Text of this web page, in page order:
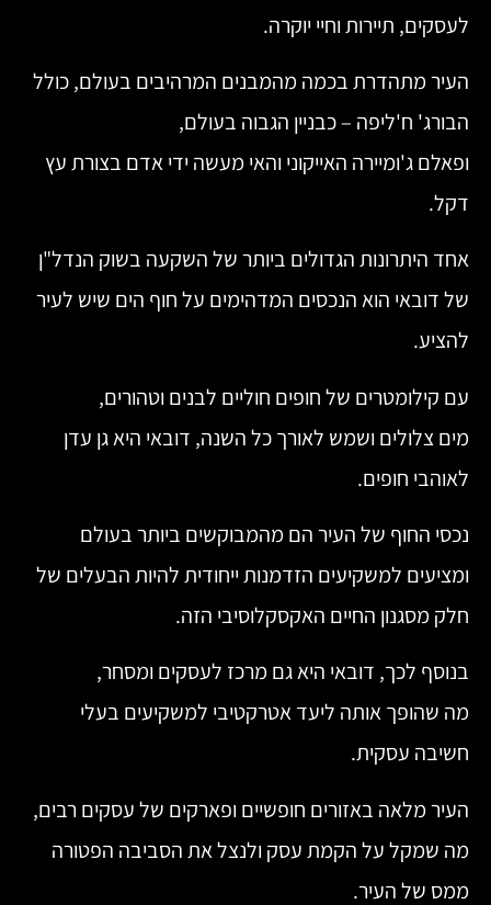
לעסקים, תיירות וחיי יוקרה.
העיר מתהדרת בכמה מהמבנים המרהיבים בעולם, כולל
הבורג' ח'ליפה – כבניין הגבוה בעולם,
ופאלם ג'ומיירה האייקוני והאי מעשה ידי אדם בצורת עץ
דקל.
אחד היתרונות הגדולים ביותר של השקעה בשוק הנדל"ן
של דובאי הוא הנכסים המדהימים על חוף הים שיש לעיר
להציע.
עם קילומטרים של חופים חוליים לבנים וטהורים,
מים צלולים ושמש לאורך כל השנה, דובאי היא גן עדן
לאוהבי חופים.
נכסי החוף של העיר הם מהמבוקשים ביותר בעולם
ומציעים למשקיעים הזדמנות ייחודית להיות הבעלים של
חלק מסגנון החיים האקסקלוסיבי הזה.
בנוסף לכך, דובאי היא גם מרכז לעסקים ומסחר,
מה שהופך אותה ליעד אטרקטיבי למשקיעים בעלי
חשיבה עסקית.
העיר מלאה באזורים חופשיים ופארקים של עסקים רבים,
מה שמקל על הקמת עסק ולנצל את הסביבה הפטורה
ממס של העיר.